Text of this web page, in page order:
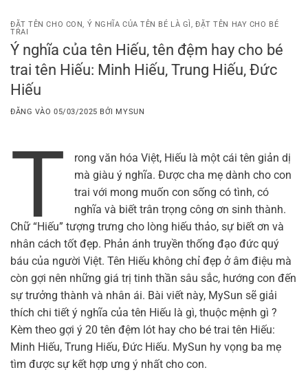
qua
nội
dung
ĐẶT TÊN CHO CON, Ý NGHĨA CỦA TÊN BÉ LÀ GÌ,ĐẶT TÊN HAY CHO BÉ
TRAI
Ý nghĩa của tên Hiếu, tên đệm hay cho bé
trai tên Hiếu: Minh Hiếu, Trung Hiếu, Đức
Hiếu
ĐĂNG VÀO05/03/2025 BỞI MYSUN
T
rong văn hóa Việt, Hiếu là một cái tên giản dị
mà giàu ý nghĩa. Được cha mẹ dành cho con
trai với mong muốn con sống có tình, có
nghĩa và biết trân trọng công ơn sinh thành.
Chữ “Hiếu” tượng trưng cho lòng hiếu thảo, sự biết ơn và
nhân cách tốt đẹp. Phản ánh truyền thống đạo đức quý
báu của người Việt. Tên Hiếu không chỉ đẹp ở âm điệu mà
còn gợi nên những giá trị tinh thần sâu sắc, hướng con đến
sự trưởng thành và nhân ái. Bài viết này, MySun sẽ giải
thích chi tiết ý nghĩa của tên Hiếu là gì, thuộc mệnh gì ?
Kèm theo gợi ý 20 tên đệm lót hay cho bé trai tên Hiếu:
Minh Hiếu, Trung Hiếu, Đức Hiếu. MySun hy vọng ba mẹ
tìm được sự kết hợp ưng ý nhất cho con.